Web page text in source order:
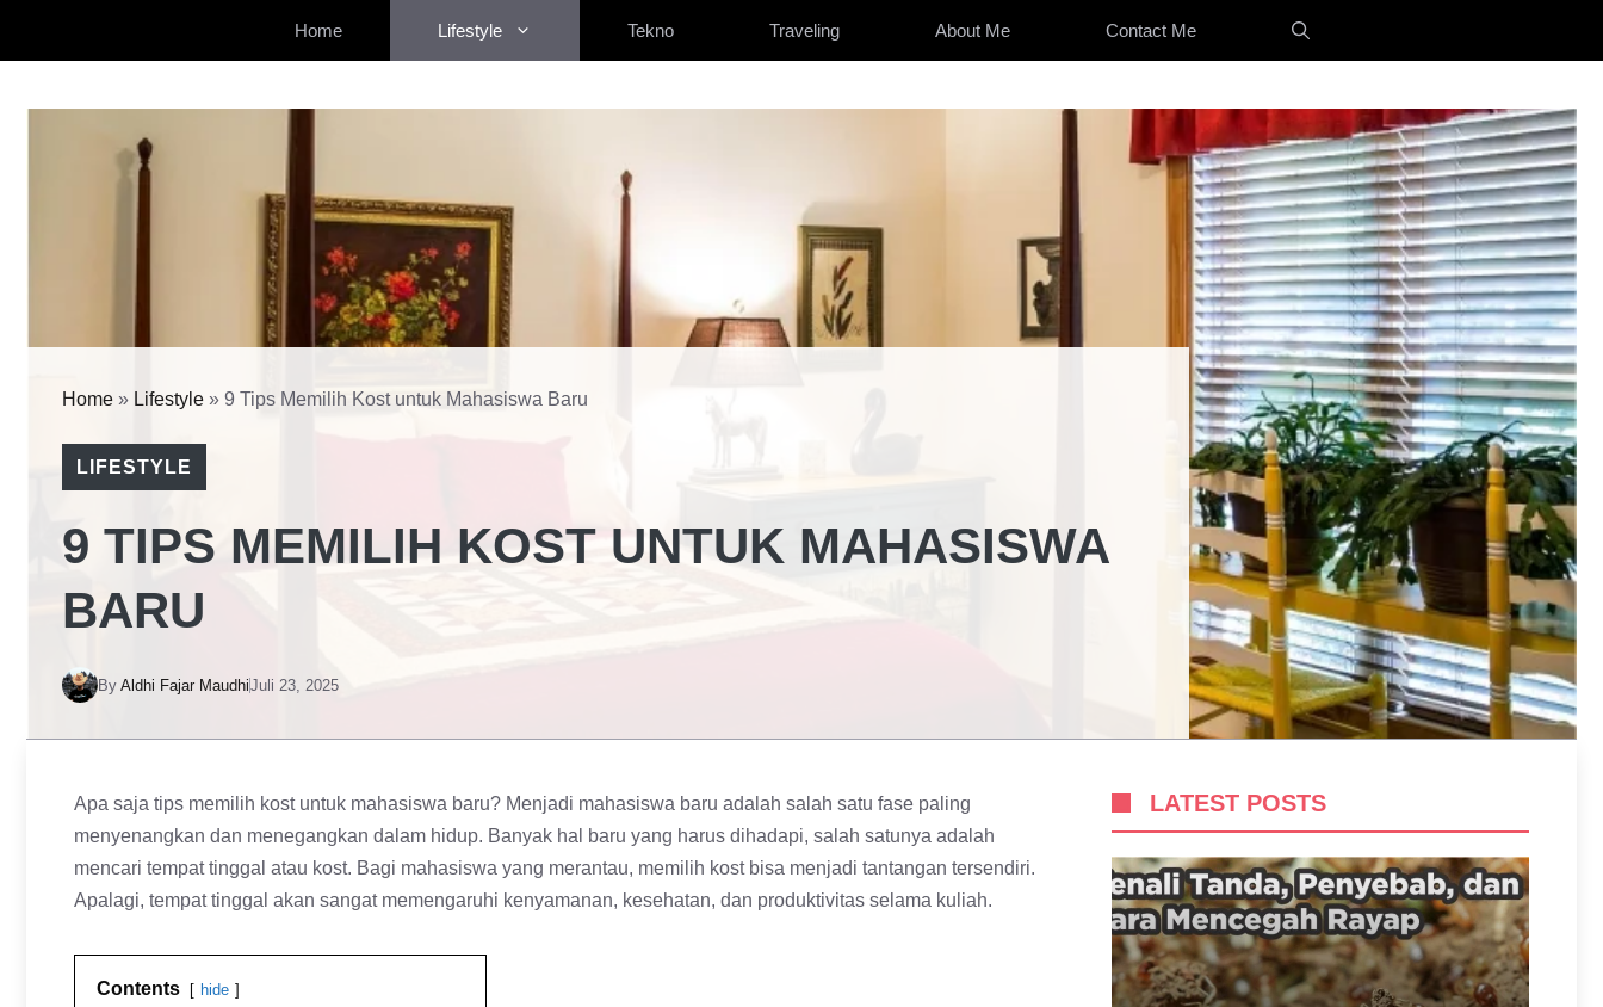
Home Lifestyle Tekno Traveling About Me Contact Me
Home » Lifestyle » 9 Tips Memilih Kost untuk Mahasiswa Baru
LIFESTYLE
9 TIPS MEMILIH KOST UNTUK MAHASISWA
BARU
By Aldhi Fajar MaudhiJuli 23, 2025
Apa saja tips memilih kost untuk mahasiswa baru? Menjadi mahasiswa baru adalah salah satu fase paling
menyenangkan dan menegangkan dalam hidup. Banyak hal baru yang harus dihadapi, salah satunya adalah
mencari tempat tinggal atau kost. Bagi mahasiswa yang merantau, memilih kost bisa menjadi tantangan tersendiri.
Apalagi, tempat tinggal akan sangat memengaruhi kenyamanan, kesehatan, dan produktivitas selama kuliah.
Contents hide
LATEST POSTS